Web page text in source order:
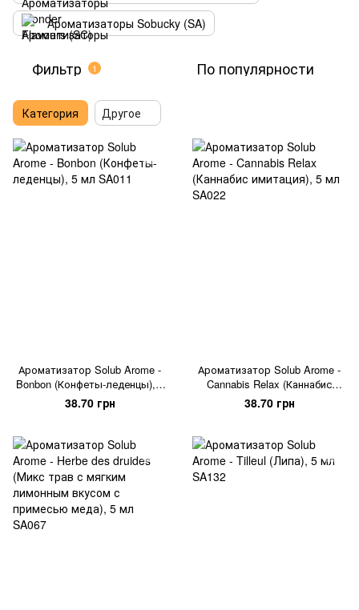
Ароматизаторы Sobucky (SA)
Фильтр 1 По популярности
Категория Другое
Ароматизатор Solub Arome -
Bonbon (Конфеты-леденцы), 5
мл
38.70 грн
Ароматизатор Solub Arome -
Cannabis Relax (Каннабис
имитация), 5 мл
38.70 грн